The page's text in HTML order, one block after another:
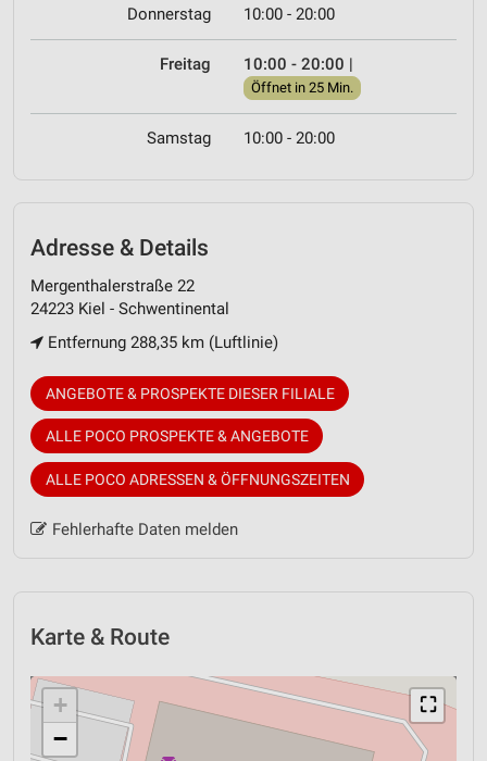
Donnerstag 10:00 - 20:00
Freitag 10:00 - 20:00 |
Öffnet in 25 Min.
Samstag 10:00 - 20:00
Adresse & Details
Mergenthalerstraße 22
24223 Kiel - Schwentinental
Entfernung 288,35 km (Luftlinie)
ANGEBOTE & PROSPEKTE DIESER FILIALE
ALLE POCO PROSPEKTE & ANGEBOTE
ALLE POCO ADRESSEN & ÖFFNUNGSZEITEN
Fehlerhafte Daten melden
Karte & Route
⛶
+
−